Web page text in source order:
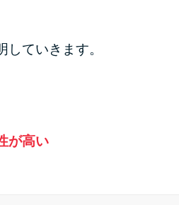
最速！最短40分で借りられ
銀行カードローンを選ぶべき
ていきます。
が高い